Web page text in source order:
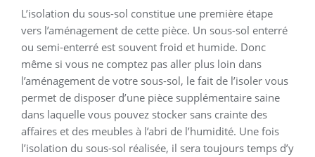
L’isolation du sous-sol constitue une première étape
vers l’aménagement de cette pièce. Un sous-sol enterré
ou semi-enterré est souvent froid et humide. Donc
même si vous ne comptez pas aller plus loin dans
l’aménagement de votre sous-sol, le fait de l’isoler vous
permet de disposer d’une pièce supplémentaire saine
dans laquelle vous pouvez stocker sans crainte des
affaires et des meubles à l’abri de l’humidité. Une fois
l’isolation du sous-sol réalisée, il sera toujours temps d’y